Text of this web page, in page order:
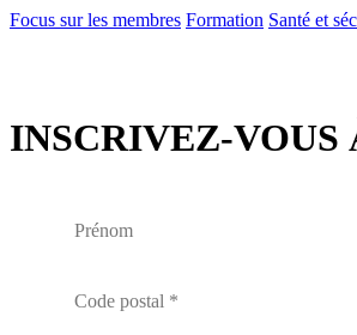
Focus sur les membres Formation Santé et
INSCRIVEZ-